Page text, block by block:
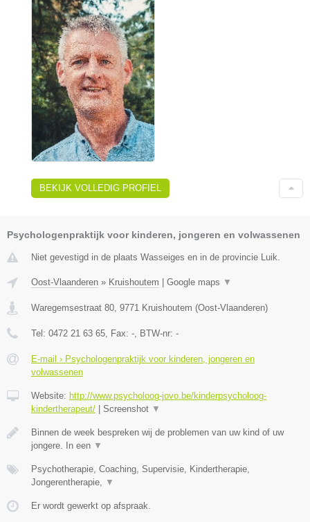
BEKIJK VOLLEDIG PROFIEL
Psychologenpraktijk voor kinderen, jongeren en volwassenen
Niet gevestigd in de plaats Wasseiges en in de provincie Luik.
Oost-Vlaanderen » Kruishoutem Google maps ▼
Waregemsestraat 80, 9771 Kruishoutem (Oost-Vlaanderen)
Tel: 0472 21 63 65, Fax: -, BTW-nr: -
E-mail › Psychologenpraktijk voor kinderen, jongeren en
volwassenen
Website: http://www.psycholoog-jovo.be/kinderpsycholoog-
kindertherapeut/
Screenshot ▼
Binnen de week bespreken wij de problemen van uw kind of uw
jongere. In een ▼
Psychotherapie, Coaching, Supervisie, Kindertherapie,
Jongerentherapie, ▼
Er wordt gewerkt op afspraak.